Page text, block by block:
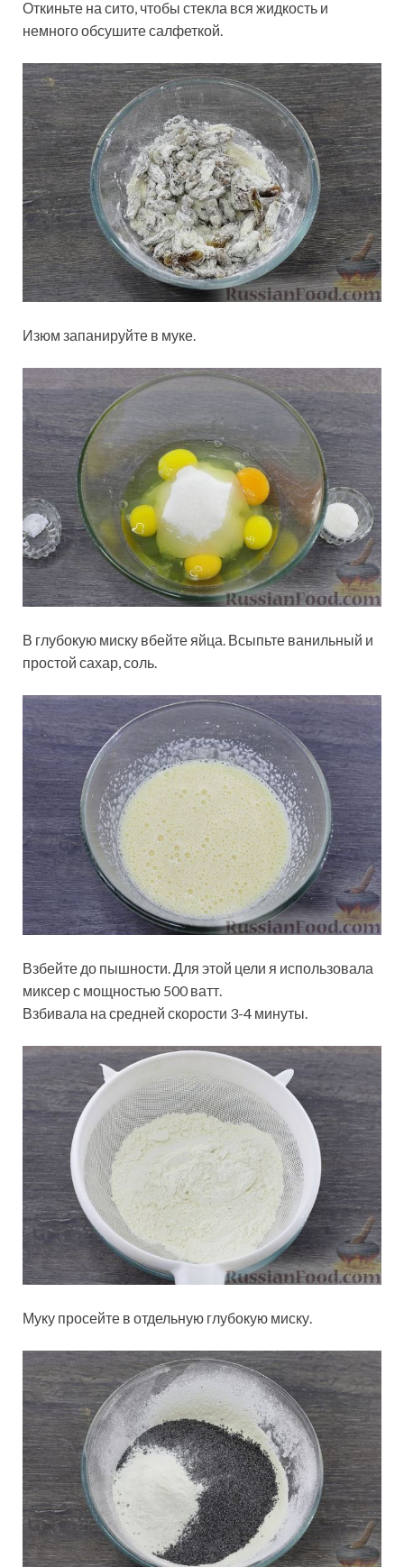
Откиньте на сито, чтобы стекла вся жидкость и
немного обсушите салфеткой.
Изюм запанируйте в муке.
В глубокую миску вбейте яйца. Всыпьте ванильный и
простой сахар, соль.
Взбейте до пышности. Для этой цели я использовала
миксер с мощностью 500 ватт.
Взбивала на средней скорости 3-4 минуты.
Муку просейте в отдельную глубокую миску.